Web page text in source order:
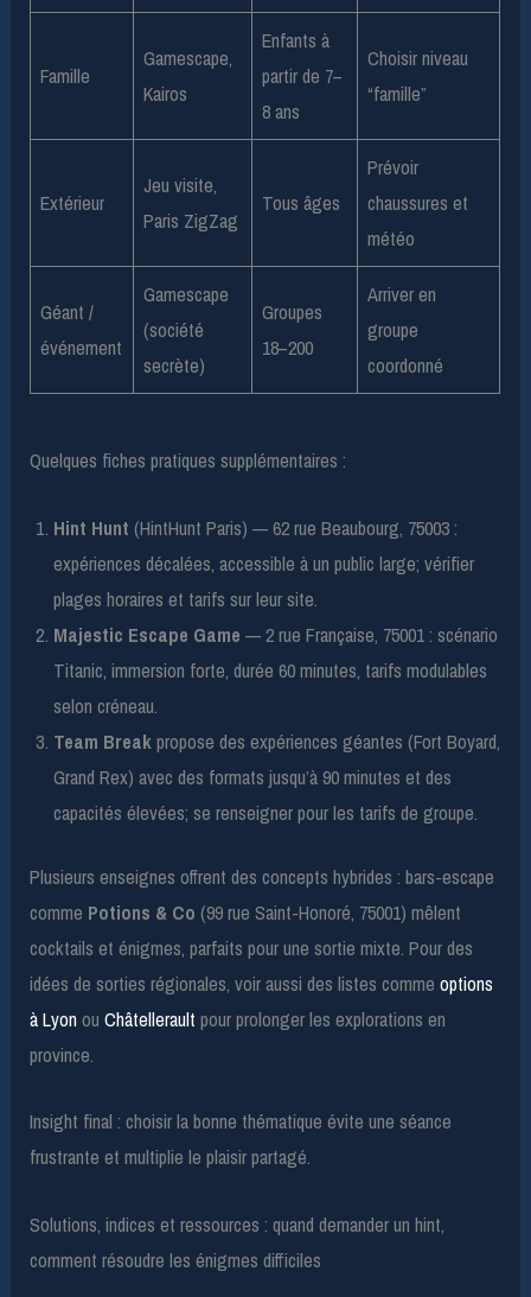
Famille
Gamescape,
Kairos
Enfants à
partir de 7–
8 ans
Choisir niveau
“famille”
Extérieur
Jeu visite,
Paris ZigZag
Tous âges
Prévoir
chaussures et
météo
Géant /
événement
Gamescape
(société
secrète)
Groupes
18–200
Arriver en
groupe
coordonné
Quelques fiches pratiques supplémentaires :
Hint Hunt (HintHunt Paris) — 62 rue Beaubourg, 75003 :
expériences décalées, accessible à un public large; vérifier
plages horaires et tarifs sur leur site.
Majestic Escape Game — 2 rue Française, 75001 : scénario
Titanic, immersion forte, durée 60 minutes, tarifs modulables
selon créneau.
Team Breakpropose des expériences géantes (Fort Boyard,
Grand Rex) avec des formats jusqu’à 90 minutes et des
capacités élevées; se renseigner pour les tarifs de groupe.
Plusieurs enseignes offrent des concepts hybrides : bars-escape
comme Potions & Co (99 rue Saint-Honoré, 75001) mêlent
cocktails et énigmes, parfaits pour une sortie mixte. Pour des
idées de sorties régionales, voir aussi des listes commeoptions
à LyonouChâtellerault pour prolonger les explorations en
province.
Insight final : choisir la bonne thématique évite une séance
frustrante et multiplie le plaisir partagé.
Solutions, indices et ressources : quand demander un hint,
comment résoudre les énigmes difficiles